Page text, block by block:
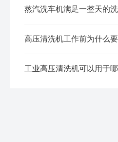
蒸汽洗车机满足一整天的